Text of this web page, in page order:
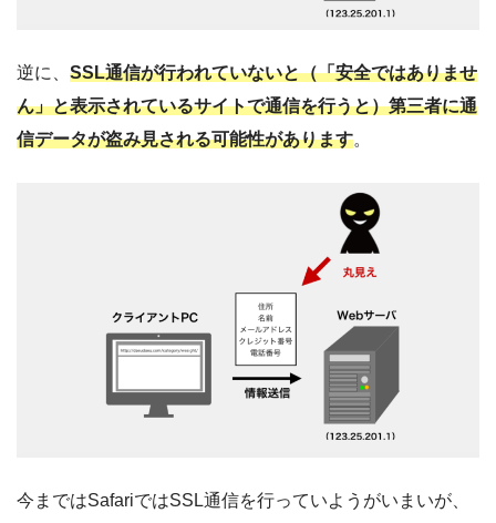
逆に、 SSL通信が行われていないと（「安全ではありませ
ん」と表示されているサイトで通信を行うと）第三者に通
信データが盗み見される可能性があります。
今まではSafariではSSL通信を行っていようがいまいが、